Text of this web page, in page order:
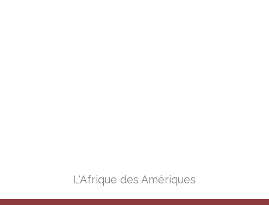
L'Afrique des Amériques